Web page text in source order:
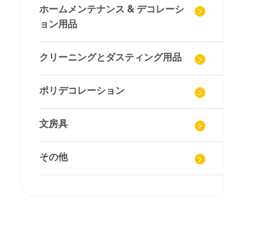
ホームメンテナンス & デコレーシ
ョン用品
クリーニングとダスティング用品
ポリデコレーション
文房具
その他